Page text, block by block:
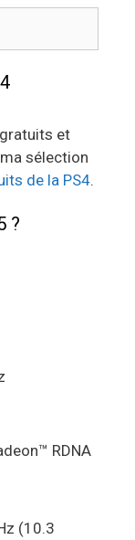
et
sélection
de la PS4.
?
RDNA
(10.3